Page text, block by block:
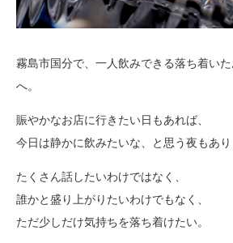
霧島市国分で、一人飲みできる落ち着い
へ。
賑やかなお店に行きたい日もあれば、
今日は静かに飲みたいな、と思う夜もあり
たくさん話したいわけではなく、
誰かと盛り上がりたいわけでもなく、
ただ少しだけ気持ちを落ち着けたい。